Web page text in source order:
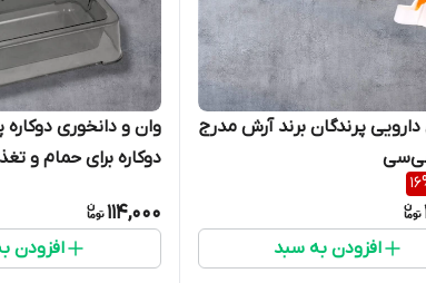
پرندگان برند آرش مدرج
16
افزودن به سبد
وان و دانخوری دوکاره
دوکاره برای حمام و
114,000
افزودن